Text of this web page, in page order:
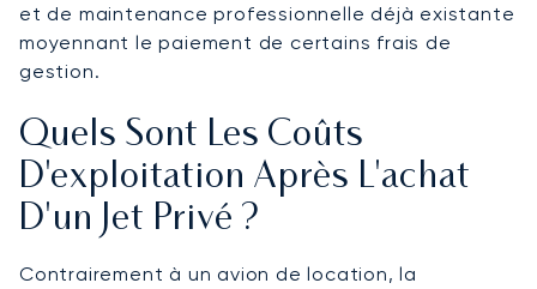
et de maintenance professionnelle déjà existante
moyennant le paiement de certains frais de
gestion.
Quels Sont Les Coûts
D'exploitation Après L'achat
D'un Jet Privé ?
Contrairement à un avion de location, la